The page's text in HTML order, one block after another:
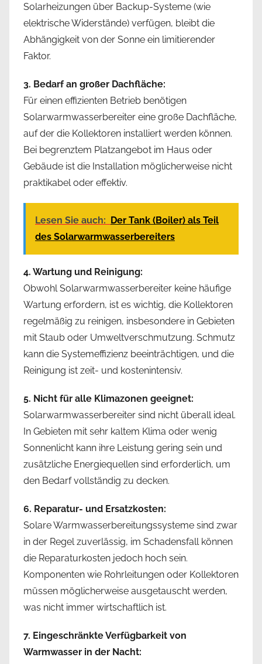
Solarheizungen über Backup-Systeme (wie
elektrische Widerstände) verfügen, bleibt die
Abhängigkeit von der Sonne ein limitierender
Faktor.
3. Bedarf an großer Dachfläche:
Für einen effizienten Betrieb benötigen
Solarwarmwasserbereiter eine große Dachfläche,
auf der die Kollektoren installiert werden können.
Bei begrenztem Platzangebot im Haus oder
Gebäude ist die Installation möglicherweise nicht
praktikabel oder effektiv.
Lesen Sie auch: Der Tank (Boiler) als Teil
des Solarwarmwasserbereiters
4. Wartung und Reinigung:
Obwohl Solarwarmwasserbereiter keine häufige
Wartung erfordern, ist es wichtig, die Kollektoren
regelmäßig zu reinigen, insbesondere in Gebieten
mit Staub oder Umweltverschmutzung. Schmutz
kann die Systemeffizienz beeinträchtigen, und die
Reinigung ist zeit- und kostenintensiv.
5. Nicht für alle Klimazonen geeignet:
Solarwarmwasserbereiter sind nicht überall ideal.
In Gebieten mit sehr kaltem Klima oder wenig
Sonnenlicht kann ihre Leistung gering sein und
zusätzliche Energiequellen sind erforderlich, um
den Bedarf vollständig zu decken.
6. Reparatur- und Ersatzkosten:
Solare Warmwasserbereitungssysteme sind zwar
in der Regel zuverlässig, im Schadensfall können
die Reparaturkosten jedoch hoch sein.
Komponenten wie Rohrleitungen oder Kollektoren
müssen möglicherweise ausgetauscht werden,
was nicht immer wirtschaftlich ist.
7. Eingeschränkte Verfügbarkeit von
Warmwasser in der Nacht: